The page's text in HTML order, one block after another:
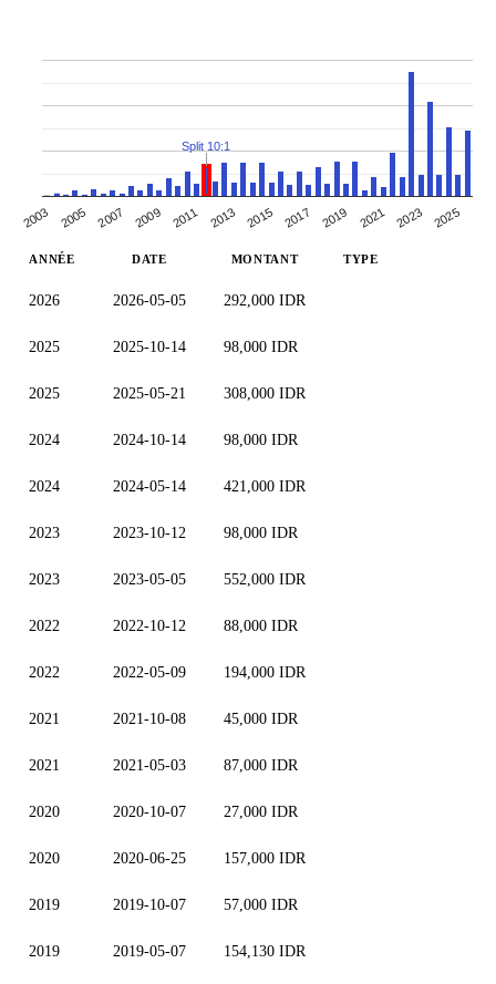
2003 2005 2007 2009 2011 2013 2015 2017 2019 2021 2023 2025
Split 10:1
ANNÉE DATE MONTANT TYPE
2026 2026-05-05 292,000 IDR
2025 2025-10-14 98,000 IDR
2025 2025-05-21 308,000 IDR
2024 2024-10-14 98,000 IDR
2024 2024-05-14 421,000 IDR
2023 2023-10-12 98,000 IDR
2023 2023-05-05 552,000 IDR
2022 2022-10-12 88,000 IDR
2022 2022-05-09 194,000 IDR
2021 2021-10-08 45,000 IDR
2021 2021-05-03 87,000 IDR
2020 2020-10-07 27,000 IDR
2020 2020-06-25 157,000 IDR
2019 2019-10-07 57,000 IDR
2019 2019-05-07 154,130 IDR